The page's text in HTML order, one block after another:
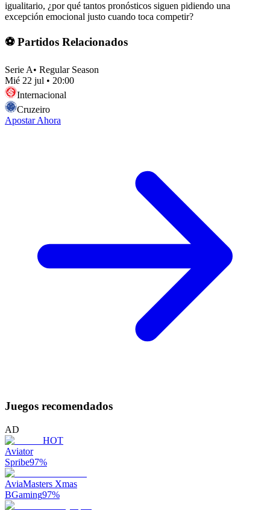
igualitario, ¿por qué tantos pronósticos siguen pidiendo una
excepción emocional justo cuando toca competir?
⚽ Partidos Relacionados
Serie A• Regular Season
Mié 22 jul • 20:00
Internacional
Cruzeiro
Apostar Ahora
Juegos recomendados
AD
HOT
Aviator
Spribe97%
AviaMasters Xmas
BGaming97%